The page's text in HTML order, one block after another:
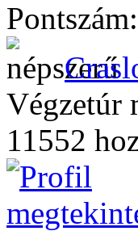
Pontszám:
Végzetúr
11552